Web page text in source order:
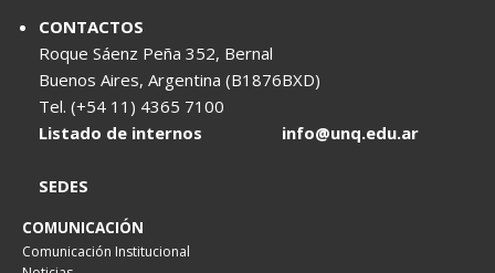
CONTACTOS
Roque Sáenz Peña 352, Bernal
Buenos Aires, Argentina (B1876BXD)
Tel. (+54 11) 4365 7100
Listado de internos
info@unq.edu.ar
SEDES
COMUNICACIÓN
Comunicación Institucional